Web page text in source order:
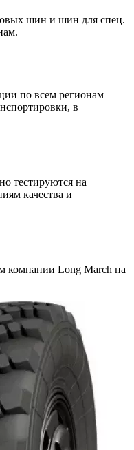
шин и шин для спец.
по всем регионам
в
тестируются на
качества и
компании Long March на